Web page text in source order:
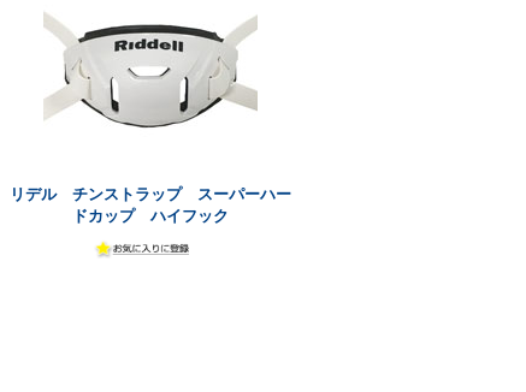
リデル チンストラップ スーパーハー
ドカップ ハイフック